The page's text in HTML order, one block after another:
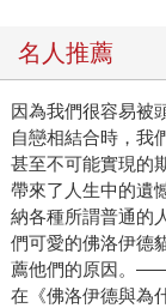
名人推薦
因為我們很容易被
自戀相結合時，我
甚至不可能實現的
帶來了人生中的遺
納各種所謂普通的
們可愛的佛洛伊德
薦他們的原因。
在《佛洛伊德與為